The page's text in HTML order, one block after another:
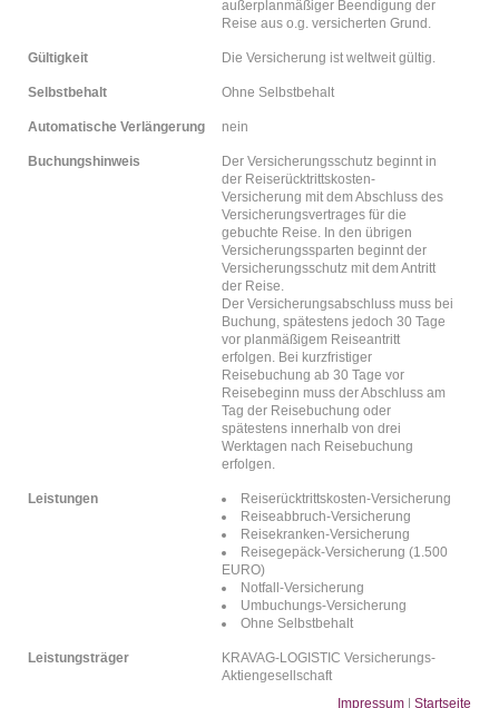
außerplanmäßiger Beendigung der
Reise aus o.g. versicherten Grund.
Gültigkeit Die Versicherung ist weltweit gültig.
Selbstbehalt Ohne Selbstbehalt
Automatische Verlängerung nein
Buchungshinweis
Der Versicherungsschutz beginnt in
der Reiserücktrittskosten-
Versicherung mit dem Abschluss des
Versicherungsvertrages für die
gebuchte Reise. In den übrigen
Versicherungssparten beginnt der
Versicherungsschutz mit dem Antritt
der Reise.
Der Versicherungsabschluss muss bei
Buchung, spätestens jedoch 30 Tage
vor planmäßigem Reiseantritt
erfolgen. Bei kurzfristiger
Reisebuchung ab 30 Tage vor
Reisebeginn muss der Abschluss am
Tag der Reisebuchung oder
spätestens innerhalb von drei
Werktagen nach Reisebuchung
erfolgen.
Leistungen
Reiserücktrittskosten-Versicherung
Reiseabbruch-Versicherung
Reisekranken-Versicherung
Reisegepäck-Versicherung (1.500
EURO)
Notfall-Versicherung
Umbuchungs-Versicherung
Ohne Selbstbehalt
Leistungsträger
KRAVAG-LOGISTIC Versicherungs-
Aktiengesellschaft
Impressum
Startseite